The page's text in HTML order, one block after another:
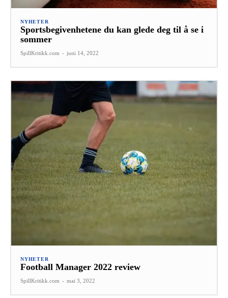
NYHETER
Sportsbegivenhetene du kan glede deg til å se i
sommer
SpillKritikk.com - juni 14, 2022
NYHETER
Football Manager 2022 review
SpillKritikk.com - mai 3, 2022